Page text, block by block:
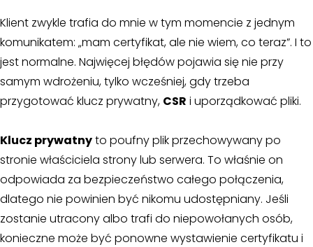
Klient zwykle trafia do mnie w tym momencie z jednym
komunikatem: „mam certyfikat, ale nie wiem, co teraz”. I to
jest normalne. Najwięcej błędów pojawia się nie przy
samym wdrożeniu, tylko wcześniej, gdy trzeba
przygotować klucz prywatny, CSR i uporządkować pliki.
Klucz prywatnyto poufny plik przechowywany po
stronie właściciela strony lub serwera. To właśnie on
odpowiada za bezpieczeństwo całego połączenia,
dlatego nie powinien być nikomu udostępniany. Jeśli
zostanie utracony albo trafi do niepowołanych osób,
konieczne może być ponowne wystawienie certyfikatu i